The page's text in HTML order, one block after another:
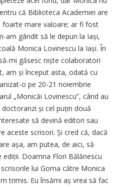
că Biblioteca Academiei are
mare valoare; ar fi fost
am gândit să le depun la Iași,
Monica Lovinescu la Iași. În
mi găsesc niște colaboratori
am și început asta, odată cu
o pe 20-21 noiembrie
„Monicăi Lovinescu”, când au
și cel puțin două
să devină editori sau
aceste scrisori. Și cred că, dacă
așa, am putea, de aici, să
Doamna Flori Bălănescu
lui Goma către Monica
trimis. Eu însămi aș vrea să fac